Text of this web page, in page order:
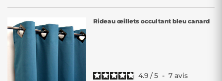
Rideau œillets occultant bleu canard
4.9 /5 - 7 avis